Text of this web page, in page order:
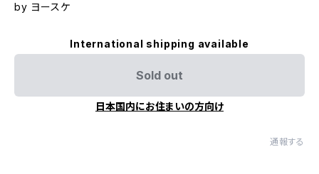
by ヨースケ
International shipping available
Sold out
日本国内にお住まいの方向け
通報する